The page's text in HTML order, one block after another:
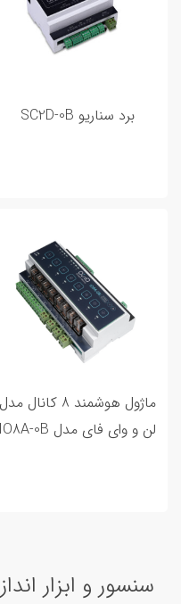
برد سناریو SC2D-0B
ماژول هوشمند 8 کانال مدل
لن و وای فای مدل IO8A-0B
سنسور و ابزار